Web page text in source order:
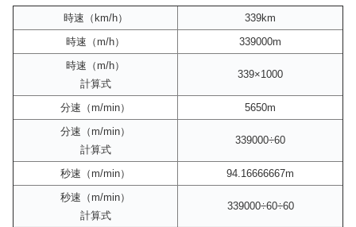
時速（km/h）
339km
時速（m/h）
339000m
時速（m/h）
計算式
339×1000
分速（m/min）
5650m
分速（m/min）
計算式
339000÷60
秒速（m/min）
94.16666667m
秒速（m/min）
計算式
339000÷60÷60